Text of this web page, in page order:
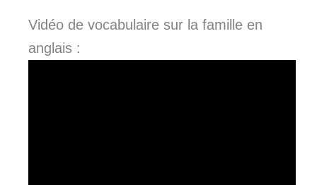
Vidéo de vocabulaire sur la famille en
anglais :